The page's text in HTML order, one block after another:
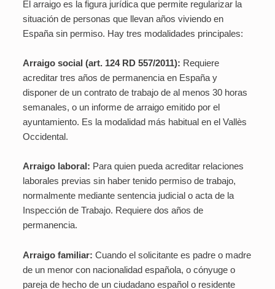
El arraigo es la figura jurídica que permite regularizar la
situación de personas que llevan años viviendo en
España sin permiso. Hay tres modalidades principales:
Arraigo social (art. 124 RD 557/2011): Requiere
acreditar tres años de permanencia en España y
disponer de un contrato de trabajo de al menos 30 horas
semanales, o un informe de arraigo emitido por el
ayuntamiento. Es la modalidad más habitual en el Vallès
Occidental.
Arraigo laboral: Para quien pueda acreditar relaciones
laborales previas sin haber tenido permiso de trabajo,
normalmente mediante sentencia judicial o acta de la
Inspección de Trabajo. Requiere dos años de
permanencia.
Arraigo familiar: Cuando el solicitante es padre o madre
de un menor con nacionalidad española, o cónyuge o
pareja de hecho de un ciudadano español o residente